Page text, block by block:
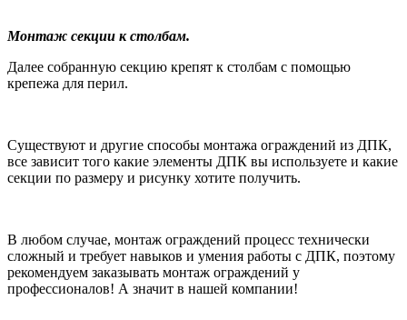
Монтаж секции к столбам.
Далее собранную секцию крепят к столбам с помощью
крепежа для перил.
Существуют и другие способы монтажа ограждений из ДПК,
все зависит того какие элементы ДПК вы используете и какие
секции по размеру и рисунку хотите получить.
В любом случае, монтаж ограждений процесс технически
сложный и требует навыков и умения работы с ДПК, поэтому
рекомендуем заказывать монтаж ограждений у
профессионалов! А значит в нашей компании!